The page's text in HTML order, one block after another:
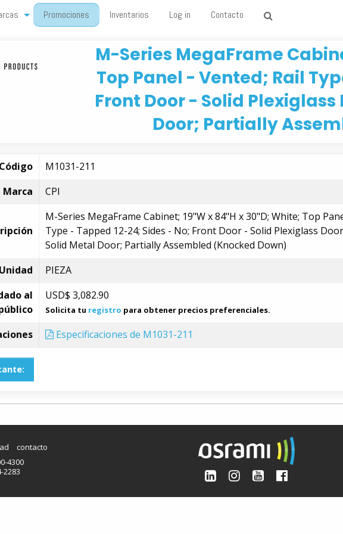
Promociones Inventarios Log in Contacto
M-Series MegaFrame
Top Panel - Vented; Rail
Front Door - Solid
Door; Partially
Código
M1031-211
Marca
CPI
M-Series MegaFrame Cabinet; 19"W x 84"H x 30"D; White; Top
Type - Tapped 12-24; Sides - No; Front Door - Solid Plexiglass
Solid Metal Door; Partially Assembled (Knocked Down)
Unidad
PIEZA
al
USD$ 3,082.90
Solicita tu registro para obtener precios preferenciales.
Especificaciones de M1031-211
contacto
4300
2283